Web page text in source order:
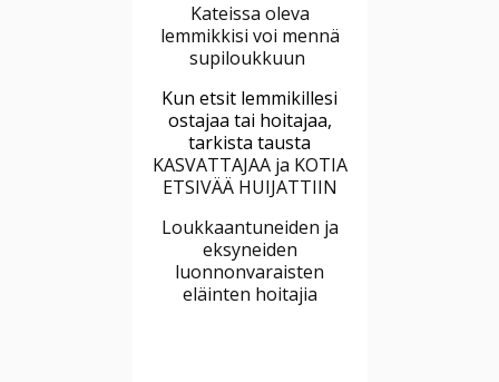
Kateissa oleva
lemmikkisi voi mennä
supiloukkuun
Kun etsit lemmikillesi
ostajaa tai hoitajaa,
tarkista tausta
KASVATTAJAA ja KOTIA
ETSIVÄÄ HUIJATTIIN
Loukkaantuneiden ja
eksyneiden
luonnonvaraisten
eläinten hoitajia